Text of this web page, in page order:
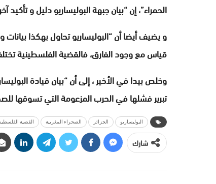
الحمراء”، إن “بيان جبهة البوليساريو دليل و
و يضيف أيضا أن “البوليساريو تحاول بهكذا
قياس مع وجود الفارق، فالقضية الفلسطينية
وخلص بيدا في الأخير ، إلى أن “بيان قيادة
تبرير فشلها في الحرب المزعومة التي تسوقها
البوليساريو الجزائر الصحراء المغربية القضية
شارك